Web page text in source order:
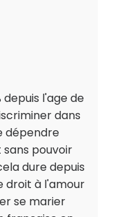
l'age de
dans
dépendre
pouvoir
dure depuis
droit à l'amour
se marier